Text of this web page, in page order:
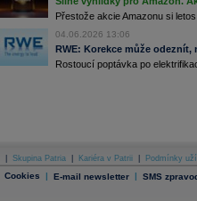
Přestože akcie Amazonu si
04.06.2026 13:06
RWE: Korekce může
Rostoucí poptávka po
Skupina Patria Kariéra v Patrii Podmínky
Cookies | E-mail newsletter | SMS